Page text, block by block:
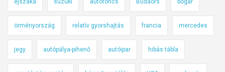
örményország relatív gyorshajtás francia mercedes
jegy autópálya-pihenő autóipar hibás tábla